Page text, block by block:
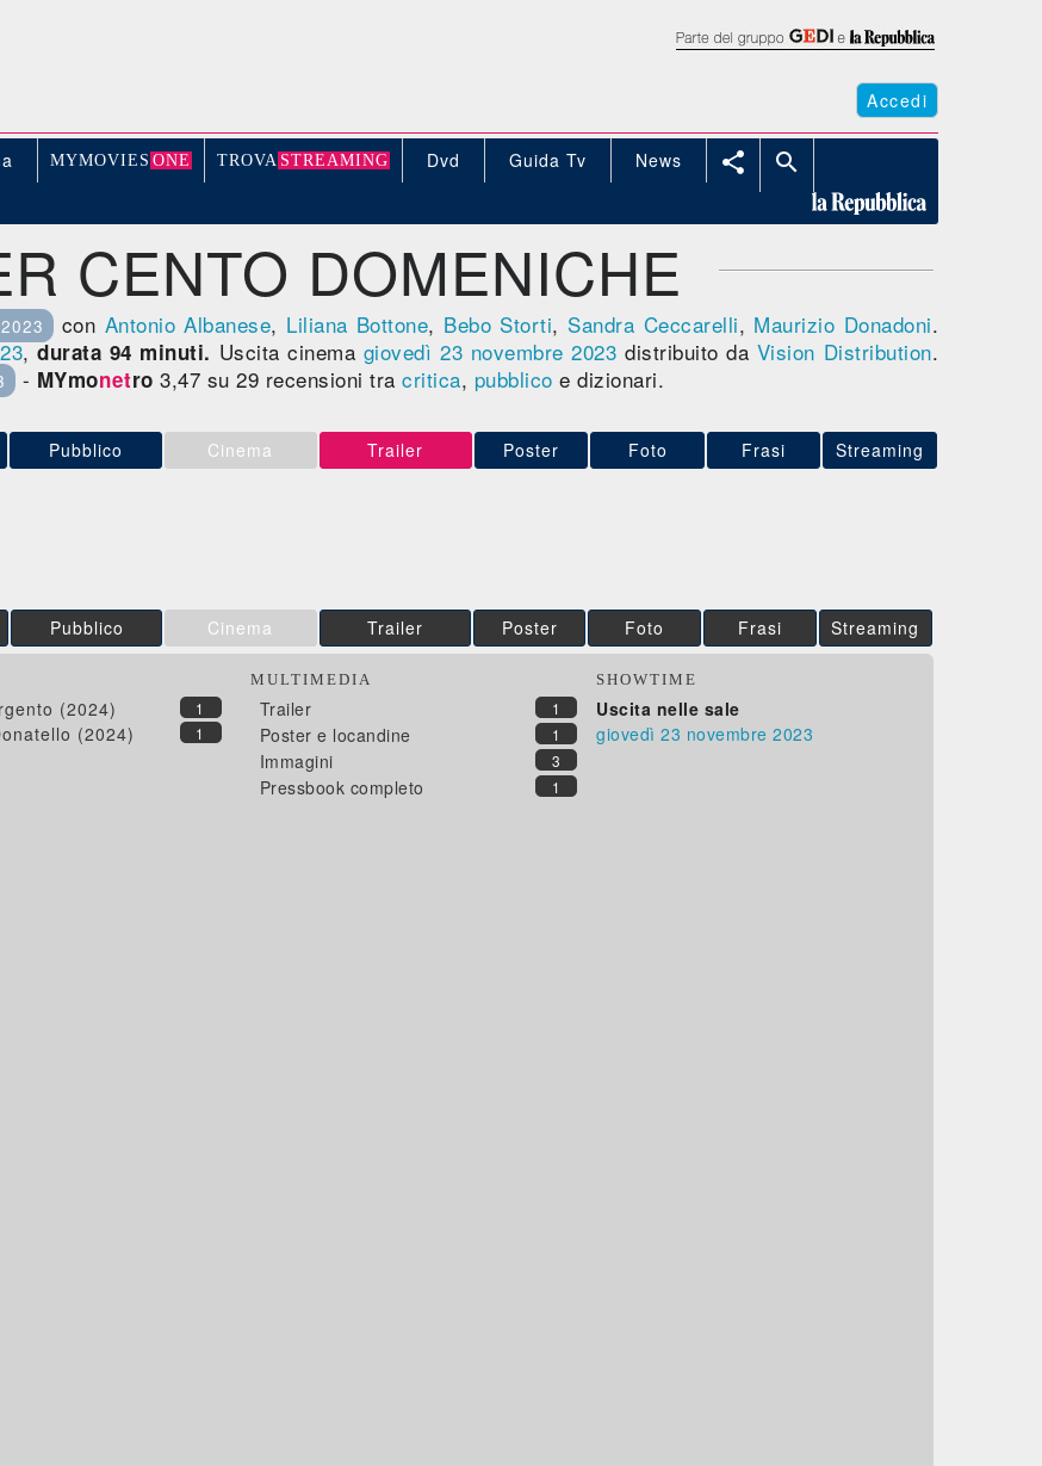
Accedi
MYMOVIE S ONE TROVA STREAMING Dvd Guida Tv News  
CENTO DOMENICHE
con Antonio Albanese, Liliana Bottone, Bebo Storti, Sandra Ceccarelli, Maurizio Donadoni.
,durata 94 minuti. Uscita cinema giovedì 23 novembre 2023 distribuito da Vision Distribution.
- MYmonetro 3,47 su 29 recensioni tra critica, pubblico e dizionari.
Pubblico Cinema Trailer Poster Foto Frasi Streaming
Pubblico Cinema Trailer Poster Foto Frasi Streaming
1
(2024)
1
(2024)
MULTIMEDIA
1
Trailer
1
Poster e locandine
3
Immagini
1
Pressbook completo
SHOWTIME
Uscita nelle sale
giovedì 23 novembre 2023